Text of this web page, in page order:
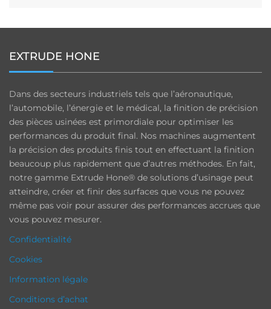
EXTRUDE HONE
Dans des secteurs industriels tels que l’aéronautique,
l’automobile, l’énergie et le médical, la finition de précision
des pièces usinées est primordiale pour optimiser les
performances du produit final. Nos machines augmentent
la précision des produits finis tout en effectuant la finition
beaucoup plus rapidement que d’autres méthodes. En fait,
notre gamme Extrude Hone® de solutions d’usinage peut
atteindre, créer et finir des surfaces que vous ne pouvez
même pas voir pour assurer des performances accrues que
vous pouvez mesurer.
Confidentialité
Cookies
Information légale
Conditions d’achat